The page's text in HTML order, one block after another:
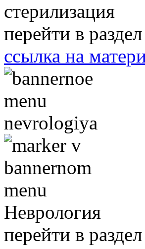
стерилизация
перейти в раздел
ссылка на
Неврология
перейти в раздел